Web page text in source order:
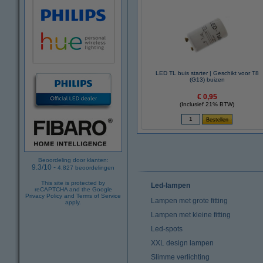
Beoordeling door klanten:
9.3/10 - 4.827 beoordelingen
This site is protected by
reCAPTCHA and the Google
Privacy Policy and Terms of Service
apply.
LED TL buis starter | Geschikt voor T8
(G13) buizen
€ 0,95
(Inclusief 21% BTW)
Led-lampen
Lampen met grote fitting
Lampen met kleine fitting
Led-spots
XXL design lampen
Slimme verlichting